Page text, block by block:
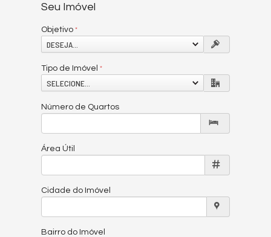
Seu Imóvel
Objetivo
DESEJA...
Tipo de Imóvel
SELECIONE...
Número de Quartos
Área Útil
Cidade do Imóvel
Bairro do Imóvel